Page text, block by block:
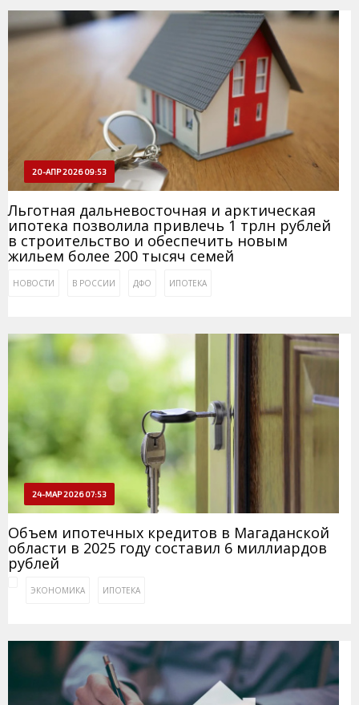
20-АПР 2026 09:53
Льготная дальневосточная и арктическая
ипотека позволила привлечь 1 трлн рублей
в строительство и обеспечить новым
жильем более 200 тысяч семей
НОВОСТИ В РОССИИ ДФО ИПОТЕКА
24-МАР 2026 07:53
Объем ипотечных кредитов в Магаданской
области в 2025 году составил 6 миллиардов
рублей
ЭКОНОМИКА ИПОТЕКА